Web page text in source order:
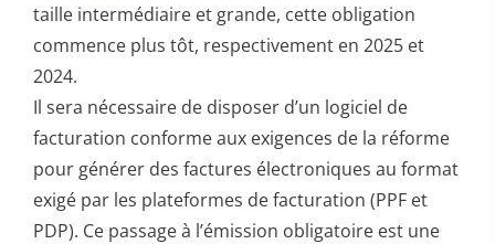
taille intermédiaire et grande, cette obligation
commence plus tôt, respectivement en 2025 et
2024.
Il sera nécessaire de disposer d’un logiciel de
facturation conforme aux exigences de la réforme
pour générer des factures électroniques au format
exigé par les plateformes de facturation (PPF et
PDP). Ce passage à l’émission obligatoire est une